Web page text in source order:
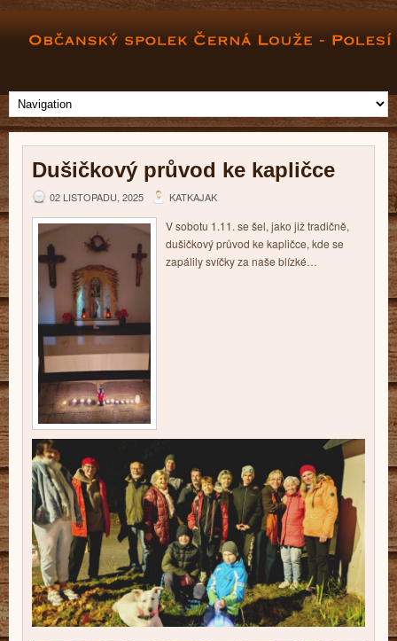
Dušičkový průvod ke kapličce
02 LISTOPADU, 2025 KATKAJAK
V sobotu 1.11. se šel, jako již tradičně,
dušičkový průvod ke kapličce, kde se
zapálily svíčky za naše blízké…